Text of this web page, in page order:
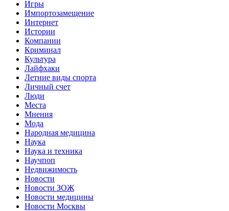
Игры
Импортозамещение
Интернет
Истории
Компании
Криминал
Культура
Лайфхаки
Летние виды спорта
Личный счет
Люди
Места
Мнения
Мода
Народная медицина
Наука
Наука и техника
Научпоп
Недвижимость
Новости
Новости ЗОЖ
Новости медицины
Новости Москвы